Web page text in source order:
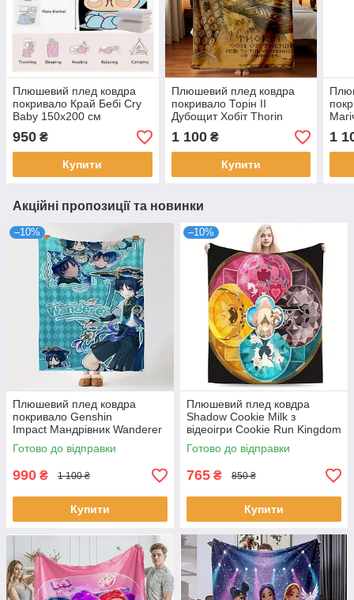
Плюшевий плед ковдра
покривало Край Бебі Cry
Baby 150х200 см
950 ₴
Купити
Плюшевий плед ковдра
покривало Торін II
Дубощит Хобіт Thorin
Oakenshield 150х200 см
1 100₴
Купити
1
Акційні пропозиції та новинки
–10%
Плюшевий плед ковдра
покривало Genshin
Impact Мандрівник Wanderer
Геншин Імпакт
Готово до відправки
990 ₴ 1 100 ₴
Купити
–10%
Плюшевий плед ковдра
Shadow Cookie Milk з
відеоігри Cookie Run Kingdom
130х150 см
Готово до відправки
765 ₴ 850 ₴
Купити